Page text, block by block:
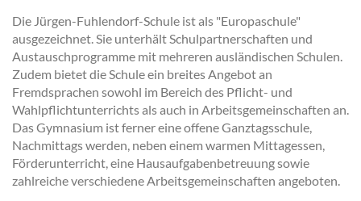
Die Jürgen-Fuhlendorf-Schule ist als "Europaschule"
ausgezeichnet. Sie unterhält Schulpartnerschaften und
Austauschprogramme mit mehreren ausländischen Schulen.
Zudem bietet die Schule ein breites Angebot an
Fremdsprachen sowohl im Bereich des Pflicht- und
Wahlpflichtunterrichts als auch in Arbeitsgemeinschaften an.
Das Gymnasium ist ferner eine offene Ganztagsschule,
Nachmittags werden, neben einem warmen Mittagessen,
Förderunterricht, eine Hausaufgabenbetreuung sowie
zahlreiche verschiedene Arbeitsgemeinschaften angeboten.